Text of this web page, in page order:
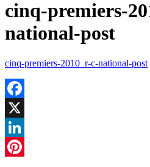
cinq-premiers-
national-post
cinq-premiers-2010_r-c-national-post
Facebook
X
LinkedIn